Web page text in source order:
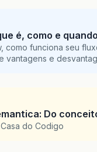
é, como e
como funciona seu
vantagens e
Do
do Codigo